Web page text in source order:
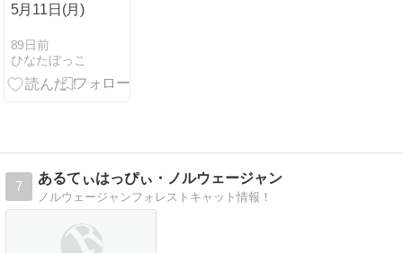
5月11日(月)
89日前
ひなたぼっこ
7
あるてぃはっぴぃ・ノルウェージャン
ノルウェージャンフォレストキャット情報！